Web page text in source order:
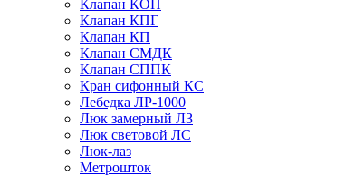
Клапан КОП
Клапан КПГ
Клапан КП
Клапан СМДК
Клапан СППК
Кран сифонный КС
Лебедка ЛР-1000
Люк замерный ЛЗ
Люк световой ЛС
Люк-лаз
Метрошток